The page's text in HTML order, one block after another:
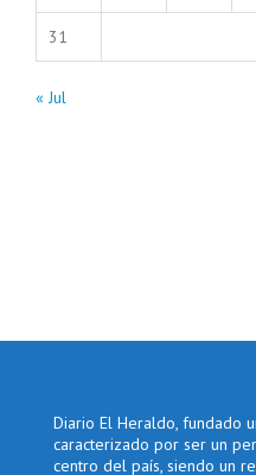
31
« Jul
Diario El Heraldo, fundado
caracterizado por ser un
centro del país, siendo un